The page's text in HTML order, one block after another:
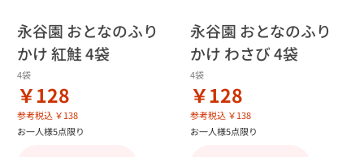
永谷園 おとなのふり
かけ 紅鮭 4袋
4袋
￥128
参考税込 ￥138
お一人様5点限り
永谷園 おとなのふり
かけ わさび 4袋
4袋
￥128
参考税込 ￥138
お一人様5点限り